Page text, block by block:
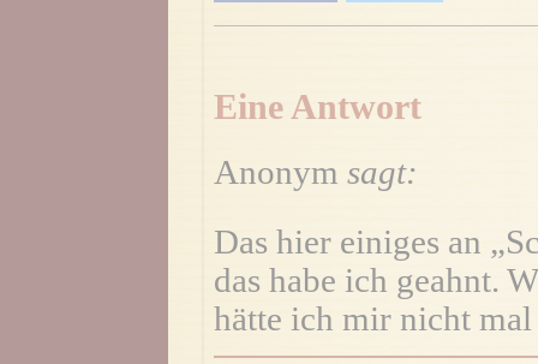
Eine Antwort
Anonym sagt:
Das hier einiges an
das habe ich geahnt.
hätte ich mir nicht